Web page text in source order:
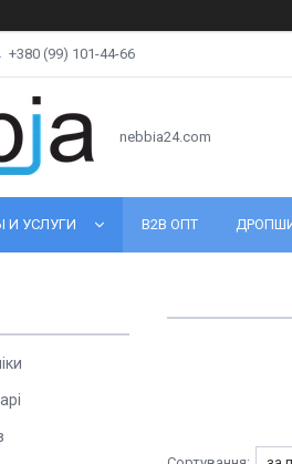
+380 (99) 101-44-66
nebbia24.com
И УСЛУГИ B2B ОПТ